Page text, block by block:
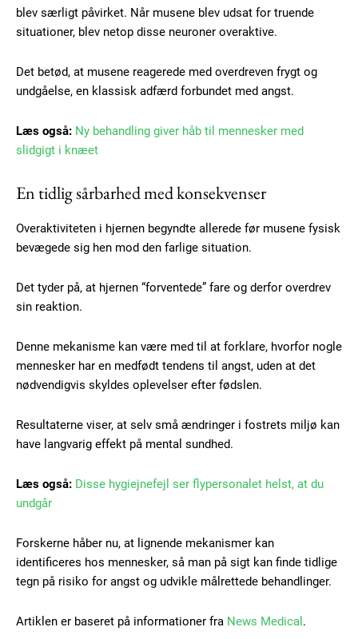
Subscription Plans
Free limited access
Gratis / forever
Praesent euismod ac
Nullam eu erat condimentum
Donec quis est ac felis
Orci varius natoque dolor
blev særligt påvirket. Når musene blev udsat for truende
situationer, blev netop disse neuroner overaktive.
Det betød, at musene reagerede med overdreven frygt og
undgåelse, en klassisk adfærd forbundet med angst.
Læs også: Ny behandling giver håb til mennesker med
slidgigt i knæet
En tidlig sårbarhed med konsekvenser
Overaktiviteten i hjernen begyndte allerede før musene fysisk
bevægede sig hen mod den farlige situation.
Det tyder på, at hjernen “forventede” fare og derfor overdrev
sin reaktion.
Denne mekanisme kan være med til at forklare, hvorfor nogle
mennesker har en medfødt tendens til angst, uden at det
nødvendigvis skyldes oplevelser efter fødslen.
Resultaterne viser, at selv små ændringer i fostrets miljø kan
have langvarig effekt på mental sundhed.
Læs også: Disse hygiejnefejl ser flypersonalet helst, at du
undgår
Forskerne håber nu, at lignende mekanismer kan
identificeres hos mennesker, så man på sigt kan finde tidlige
tegn på risiko for angst og udvikle målrettede behandlinger.
Artiklen er baseret på informationer fra News Medical .